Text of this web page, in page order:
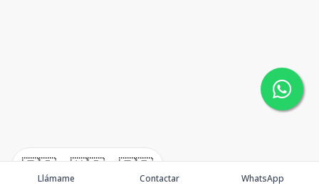
🇪🇸 🇺🇸 🇫🇷
Llámame Contactar WhatsApp